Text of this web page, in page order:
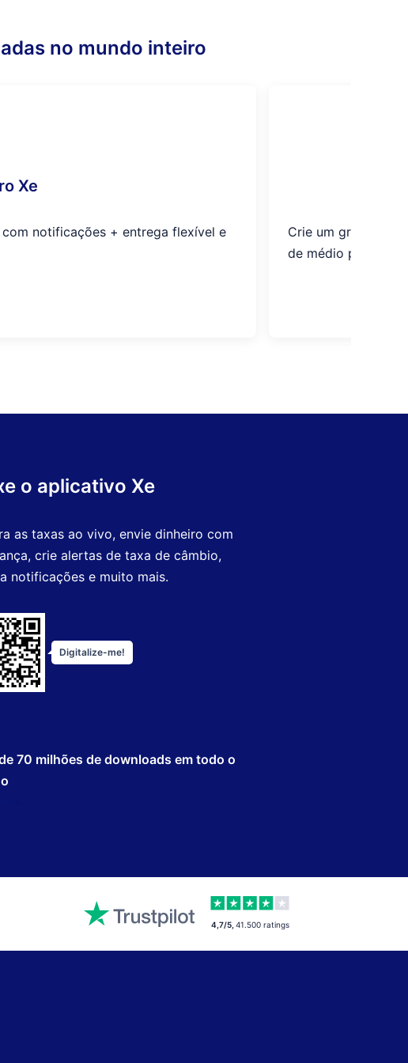
no mundo inteiro
Xe
notificações + entrega flexível e
Crie um gráfico de
de médio porte,
o aplicativo Xe
as taxas ao vivo, envie dinheiro com
crie alertas de taxa de câmbio,
notificações e muito mais.
Digitalize-me!
70 milhões de downloads em todo o
4,7/5, 41.500ratings